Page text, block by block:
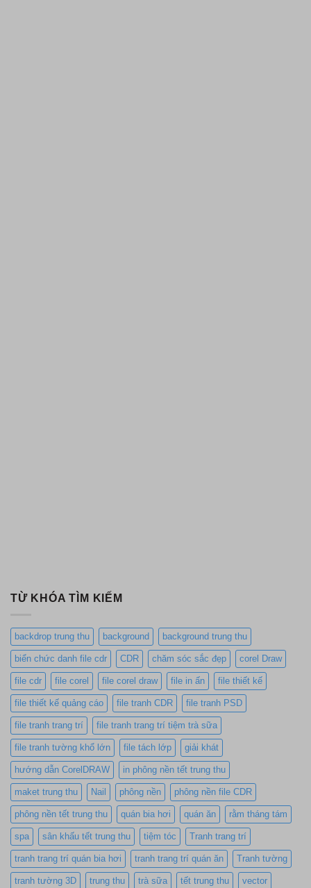
TỪ KHÓA TÌM KIẾM
backdrop trung thu background background trung thu
biển chức danh file cdr CDR chăm sóc sắc đẹp corel Draw
file cdr file corel file corel draw file in ấn file thiết kế
file thiết kế quảng cáo file tranh CDR file tranh PSD
file tranh trang trí file tranh trang trí tiệm trà sữa
file tranh tường khổ lớn file tách lớp giải khát
hướng dẫn CorelDRAW in phông nền tết trung thu
maket trung thu Nail phông nền phông nền file CDR
phông nền tết trung thu quán bia hơi quán ăn rằm tháng tám
spa sân khấu tết trung thu tiệm tóc Tranh trang trí
tranh trang trí quán bia hơi tranh trang trí quán ăn Tranh tường
tranh tường 3D trung thu trà sữa tết trung thu vector